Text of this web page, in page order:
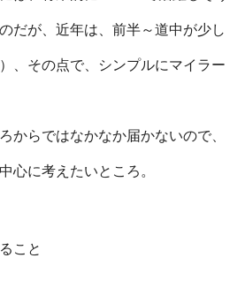
だが、近年は、前半～道中が少し
、その点で、シンプルにマイラー
からではなかなか届かないので、
心に考えたいところ。
こと